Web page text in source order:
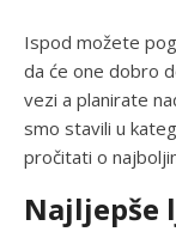
Ispod možete
da će one dobro
vezi a planirate
smo stavili u
pročitati o
Najljepše